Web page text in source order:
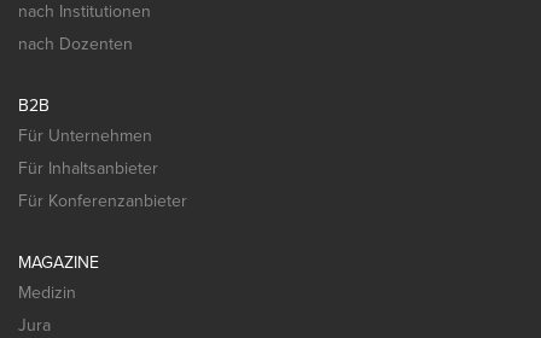
nach Institutionen
nach Dozenten
B2B
Für Unternehmen
Für Inhaltsanbieter
Für Konferenzanbieter
MAGAZINE
Medizin
Jura